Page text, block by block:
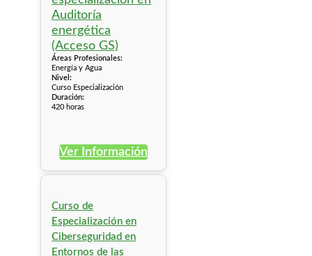
Áreas Profesionales:
Energía y Agua
Nivel:
Curso Especialización
Duración:
420 horas
Ver Información
Curso de
Especialización en
Ciberseguridad en
Entornos de las